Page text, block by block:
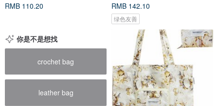
RMB 110.20
RMB 142.10
绿色友善
你是不是想找
crochet bag
leather bag